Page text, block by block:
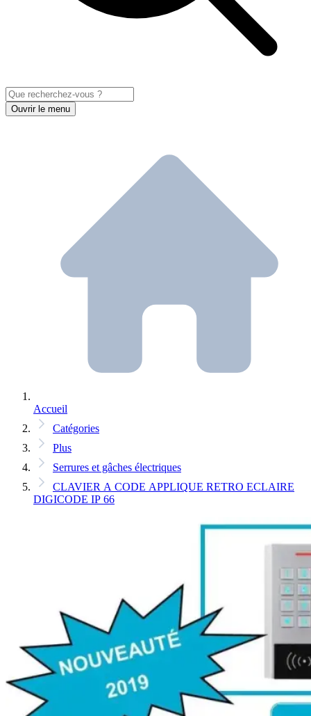
Ouvrir le menu
Accueil
Catégories
Plus
Serrures et gâches électriques
CLAVIER A CODE APPLIQUE RETRO ECLAIRE
DIGICODE IP 66